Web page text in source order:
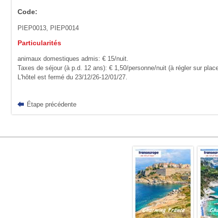
Code:
PIEP0013, PIEP0014
Particularités
animaux domestiques admis: € 15/nuit.
Taxes de séjour (à p.d. 12 ans): € 1,50/personne/nuit (à régler sur
L'hôtel est fermé du 23/12/26-12/01/27.
Étape précédente